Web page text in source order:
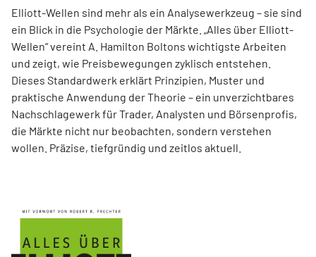
Elliott-Wellen sind mehr als ein Analysewerkzeug – sie sind
ein Blick in die Psychologie der Märkte. „Alles über Elliott-
Wellen“ vereint A. Hamilton Boltons wichtigste Arbeiten
und zeigt, wie Preisbewegungen zyklisch entstehen.
Dieses Standardwerk erklärt Prinzipien, Muster und
praktische Anwendung der Theorie – ein unverzichtbares
Nachschlagewerk für Trader, Analysten und Börsenprofis,
die Märkte nicht nur beobachten, sondern verstehen
wollen. Präzise, tiefgründig und zeitlos aktuell.